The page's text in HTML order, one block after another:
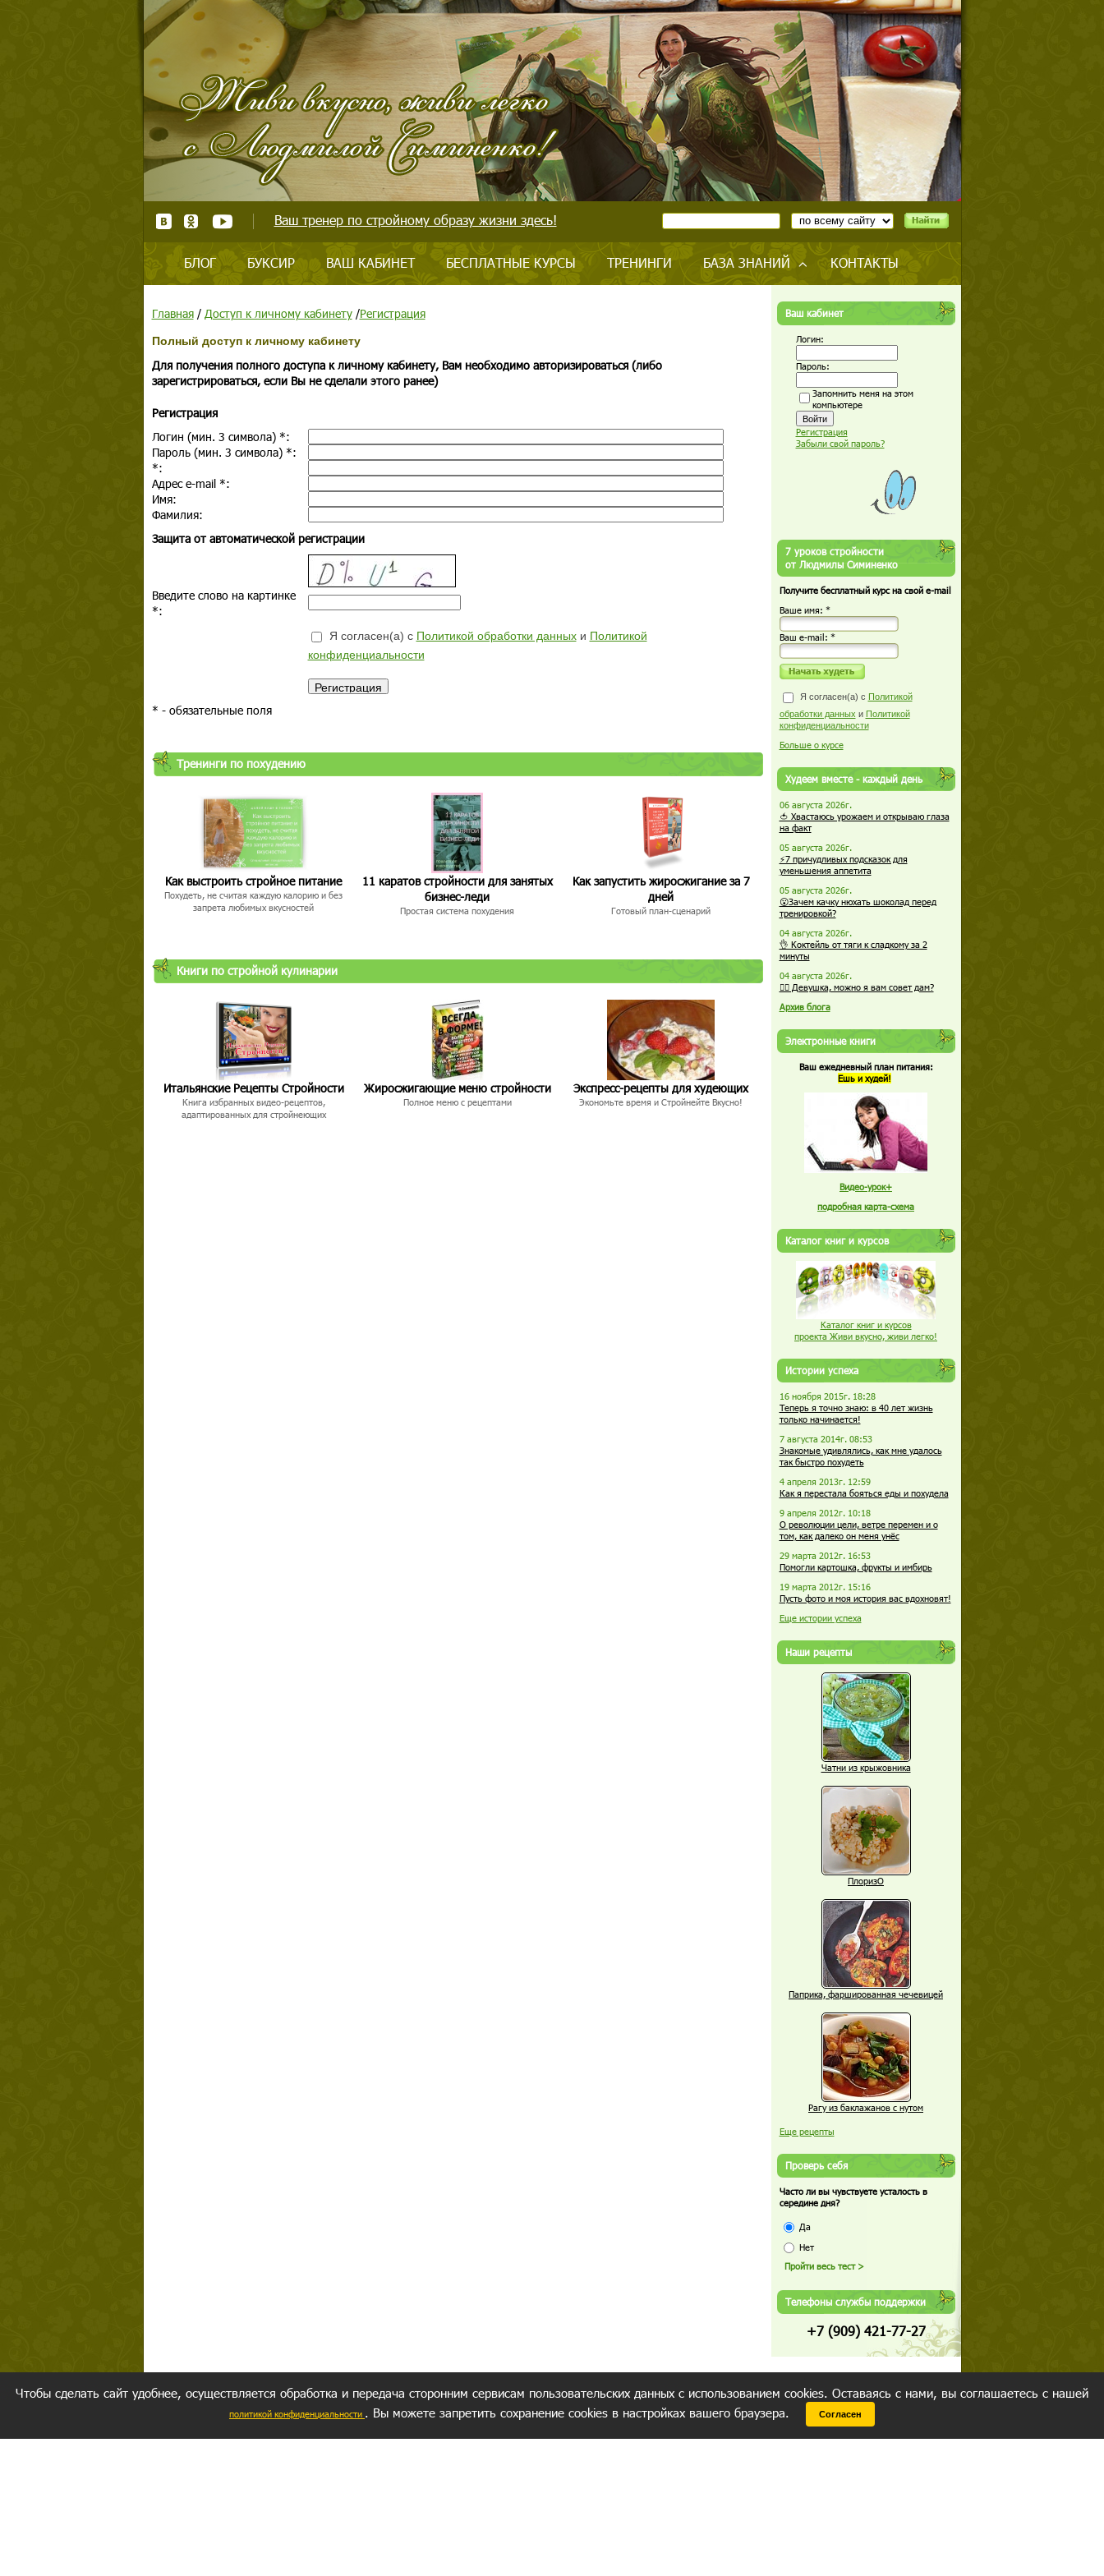
Ваш тренер по стройному образу жизни здесь!
БЛОГ БУКСИР ВАШ КАБИНЕТ БЕСПЛАТНЫЕ КУРСЫ ТРЕНИНГИ БАЗА ЗНАНИЙ КОНТАКТЫ
Главная/ Доступ к личному кабинету/Регистрация
Полный доступ к личному кабинету
Для получения полного доступа к личному кабинету, Вам необходимо авторизироваться (либо
зарегистрироваться, если Вы не сделали этого ранее)
Регистрация
Логин (мин. 3 символа) *:
Пароль (мин. 3 символа) *:
*:
Адрес e-mail *:
Имя:
Фамилия:
Защита от автоматической регистрации
Введите слово на картинке
*:
Я согласен(а) с Политикой обработки данныхи Политикой
конфиденциальности
* - обязательные поля
Тренинги по похудению
Как выстроить стройное питание
Похудеть, не считая каждую калорию и без
запрета любимых вкусностей
11 каратов стройности для занятых
бизнес-леди
Простая система похудения
Как запустить жиросжигание за 7
дней
Готовый план-сценарий
Книги по стройной кулинарии
Итальянские Рецепты Стройности
Книга избранных видео-рецептов,
адаптированных для стройнеющих
Жиросжигающие меню стройности
Полное меню с рецептами
Экспресс-рецепты для худеющих
Экономьте время и Стройнейте Вкусно!
Ваш кабинет
Логин:
Пароль:
Запомнить меня на этом
компьютере
Регистрация
Забыли свой пароль?
7 уроков стройности
от Людмилы Симиненко
Получите бесплатный курс на свой e-mail
Ваше имя: *
Ваш е-mail: *
Я согласен(а) с Политикой
обработки данных и Политикой
конфиденциальности
Больше о курсе
Худеем вместе - каждый день
06 августа 2026г.
🍅 Хвастаюсь урожаем и открываю глаза
на факт
05 августа 2026г.
⚡7 причудливых подсказок для
уменьшения аппетита
05 августа 2026г.
😮Зачем качку нюхать шоколад перед
тренировкой?
04 августа 2026г.
👌 Коктейль от тяги к сладкому за 2
минуты
04 августа 2026г.
🏋️‍♀️ Девушка, можно я вам совет дам?
Архив блога
Электронные книги
Ваш ежедневный план питания:
Ешь и худей!
Видео-урок+
подробная карта-схема
Каталог книг и курсов
Каталог книг и курсов
проекта Живи вкусно, живи легко!
Истории успеха
16 ноября 2015г. 18:28
Теперь я точно знаю: в 40 лет жизнь
только начинается!
7 августа 2014г. 08:53
Знакомые удивлялись, как мне удалось
так быстро похудеть
4 апреля 2013г. 12:59
Как я перестала бояться еды и похудела
9 апреля 2012г. 10:18
О революции цели, ветре перемен и о
том, как далеко он меня унёс
29 марта 2012г. 16:53
Помогли картошка, фрукты и имбирь
19 марта 2012г. 15:16
Пусть фото и моя история вас вдохновят!
Еще истории успеха
Наши рецепты
Чатни из крыжовника
ПлоризО
Паприка, фаршированная чечевицей
Рагу из баклажанов с нутом
Еще рецепты
Проверь себя
Часто ли вы чувствуете усталость в
середине дня?
Да
Нет
Телефоны службы поддержки
+7 (909) 421-77-27
Чтобы сделать сайт удобнее, осуществляется обработка и передача сторонним сервисам пользовательских данных с использованием cookies. Оставаясь с нами, вы соглашаетесь с нашей
политикой конфиденциальности . Вы можете запретить сохранение cookies в настройках вашего браузера. Согласен